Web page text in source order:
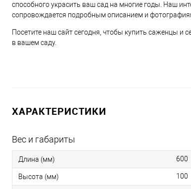
способного украсить ваш сад на многие годы. Наш
сопровождается подробным описанием и
Посетите наш сайт сегодня, чтобы купить саженцы и
в вашем саду.
ХАРАКТЕРИСТИКИ
Вес и габариты
Длина (мм) 600
Высота (мм) 100